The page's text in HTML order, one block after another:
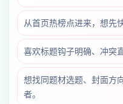
从首页热榜点进来，想先
喜欢标题钩子明确、冲突
想找同题材选题、封面方
者。